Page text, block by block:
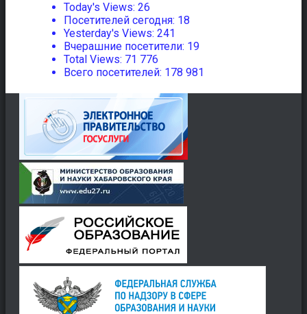
Today's Views: 26
Посетителей сегодня: 18
Yesterday's Views: 241
Вчерашние посетители: 19
Total Views: 71 776
Всего посетителей: 178 981